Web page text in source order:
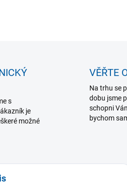
s
je
možné
VĚŘTE
Na trhu se
dobu jsme
schopni
bychom